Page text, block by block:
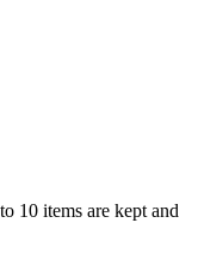
10 items are kept and